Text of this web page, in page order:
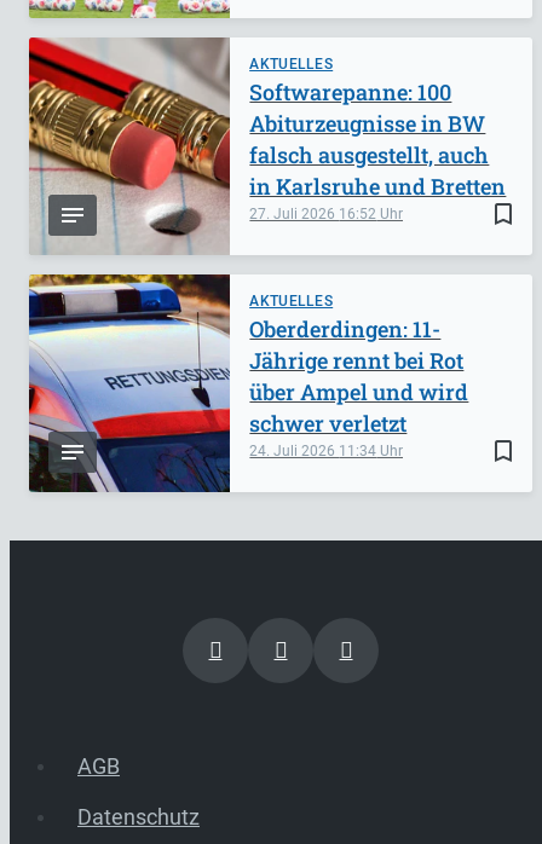
AKTUELLES
bookmark_border
27. Juli 2026 16:52
Softwarepanne: 100
Abiturzeugnisse in BW
falsch ausgestellt, auch
in Karlsruhe und Bretten
AKTUELLES
bookmark_border
24. Juli 2026 11:34
Oberderdingen: 11-
Jährige rennt bei Rot
über Ampel und wird
schwer verletzt
AGB
Datenschutz